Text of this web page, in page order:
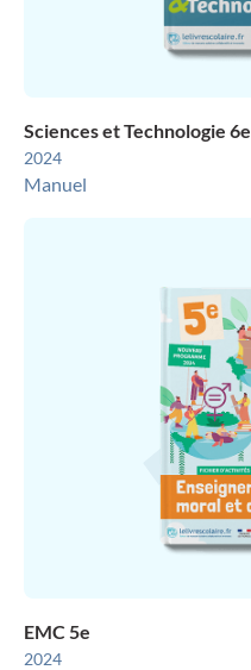
Sciences et Technologie 6e
2024
Manuel
EMC 5e
2024